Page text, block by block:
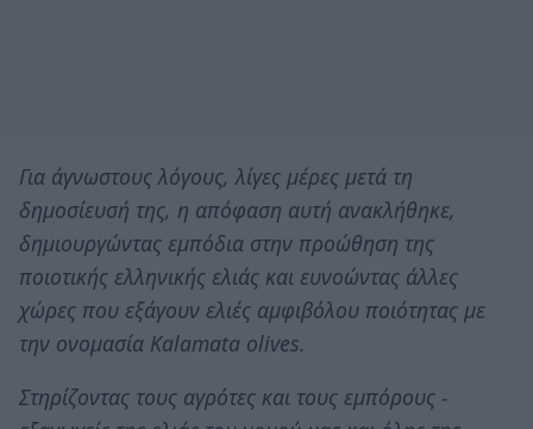
Για άγνωστους λόγους, λίγες μέρες μετά τη
δημοσίευσή της, η απόφαση αυτή ανακλήθηκε,
δημιουργώντας εμπόδια στην προώθηση της
ποιοτικής ελληνικής ελιάς και ευνοώντας άλλες
χώρες που εξάγουν ελιές αμφιβόλου ποιότητας με
την ονομασία Kalamata olives.
Στηρίζοντας τους αγρότες και τους εμπόρους -